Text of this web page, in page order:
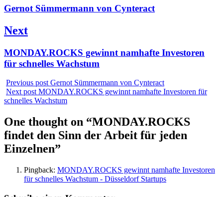
Previous
Gernot Sümmermann von Cynteract
Next
Next
post:
MONDAY.ROCKS gewinnt namhafte Investoren
für schnelles Wachstum
Previous post Gernot Sümmermann von Cynteract
Next post MONDAY.ROCKS gewinnt namhafte Investoren für
schnelles Wachstum
One thought on “MONDAY.ROCKS
findet den Sinn der Arbeit für jeden
Einzelnen”
Pingback: MONDAY.ROCKS gewinnt namhafte Investoren
für schnelles Wachstum - Düsseldorf Startups